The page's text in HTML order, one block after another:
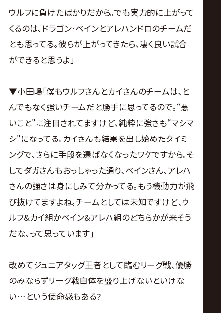
ウルフに負けたばかりだから｡でも実力的に上がって
くるのは､ドラゴン･ベインとアレハンドロのチームだ
とも思ってる｡彼らが上がってきたら､凄く良い試合
ができると思うよ｣
▼小田嶋｢僕もウルフさんとカイさんのチームは､と
んでもなく強いチームだと勝手に思ってるので｡“悪
いこと"に注目されてますけど､純粋に強さも“マシマ
シ"になってる｡カイさんも結果を出し始めたタイミ
ングで､さらに手段を選ばなくなったワケですから｡そ
してダガさんもおっしゃった通り､ベインさん､アレハ
さんの強さは身にしみて分かってる｡もう機動力が飛
び抜けてますよね｡チームとしては未知ですけど､ウ
ルフ&カイ組かベイン&アレハ組のどちらかが来そう
だな､って思っています｣
――改めてジュニアタッグ王者として臨むリーグ戦､優勝
のみならずリーグ戦自体を盛り上げないといけな
い…という使命感もある?